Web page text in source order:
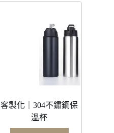
客製化｜304不鏽鋼保
溫杯